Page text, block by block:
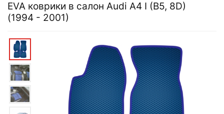
EVA коврики в салон Audi A4 I (B5, 8D)
(1994 - 2001)